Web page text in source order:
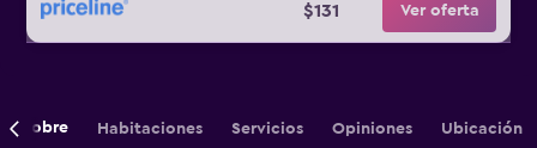
$131 Ver oferta
Sobre Habitaciones Servicios Opiniones Ubicación